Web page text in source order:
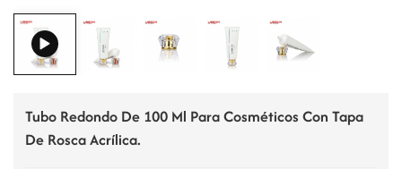
Tubo Redondo De 100 Ml Para Cosméticos Con Tapa
De Rosca Acrílica.